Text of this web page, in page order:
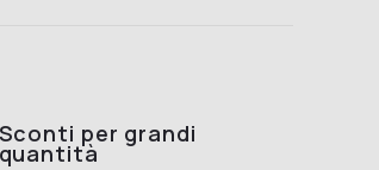
Sconti per grandi
quantità